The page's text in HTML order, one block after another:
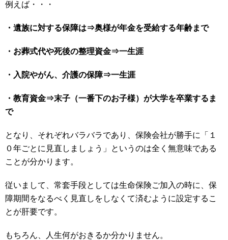
例えば・・・
・遺族に対する保障は⇒奥様が年金を受給する年齢まで
・お葬式代や死後の整理資金⇒一生涯
・入院やがん、介護の保障⇒一生涯
・教育資金⇒末子（一番下のお子様）が大学を卒業するま
で
となり、それぞれバラバラであり、保険会社が勝手に「１
０年ごとに見直しましょう」というのは全く無意味である
ことが分かります。
従いまして、常套手段としては生命保険ご加入の時に、保
障期間をなるべく見直しをしなくて済むように設定するこ
とが肝要です。
もちろん、人生何がおきるか分かりません。